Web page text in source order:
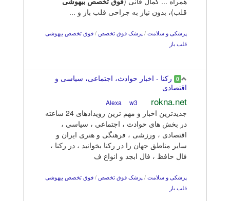
قلب)، بدون نیاز به جراحی قلب باز و ...
پزشکی و سلامت / پزشک فوق تخصص / فوق تخصص بیهوشی
قلب باز
0 رکنا - اخبار حوادث، اجتماعی، سیاسی و
اقتصادی
rokna.net
w3
جدیدترین اخبار و مهم ترین رویدادهای 24 ساعته
در بخش های حوادث ، اجتماعی ، سیاسی ،
اقتصادی ، ورزشی ، فرهنگی و هنری ایران و
سایر مناطق جهان را در رکنا بخوانید ، در رکنا ،
فال حافظ ، فال ابجد و انواع ف
پزشکی و سلامت / پزشک فوق تخصص / فوق تخصص بیهوشی
قلب باز